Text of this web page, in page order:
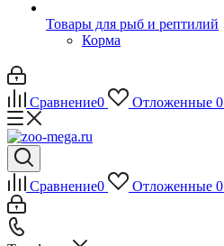
Товары для рыб и рептилий
Корма
Сравнение0 Отложенные 0
Сравнение0 Отложенные 0